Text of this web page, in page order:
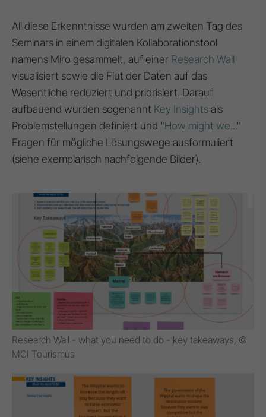
All diese Erkenntnisse wurden am zweiten Tag des
Seminars in einem digitalen Kollaborationstool
namens Miro gesammelt, auf einer Research Wall
visualisiert sowie die Flut der Daten auf das
Wesentliche reduziert und priorisiert. Darauf
aufbauend wurden sogenannt Key Insights als
Problemstellungen definiert und "How might we..."
Fragen für mögliche Lösungswege ausformuliert
(siehe exemplarisch nachfolgende Bilder).
Research Wall - what you need to do - key takeaways, ©
MCI Tourismus